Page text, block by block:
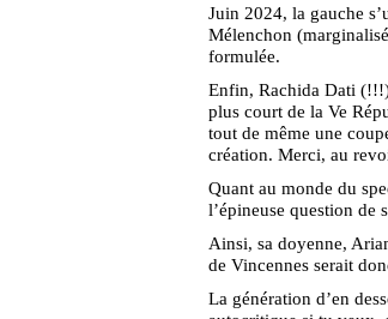
Juin 2024, la gauche
Mélenchon
formulée.
Enfin, Rachida Dati
plus court de la Ve
tout de même une
création. Merci, au
Quant au monde du
l’épineuse question de
Ainsi, sa doyenne,
de Vincennes serait
La génération d’en